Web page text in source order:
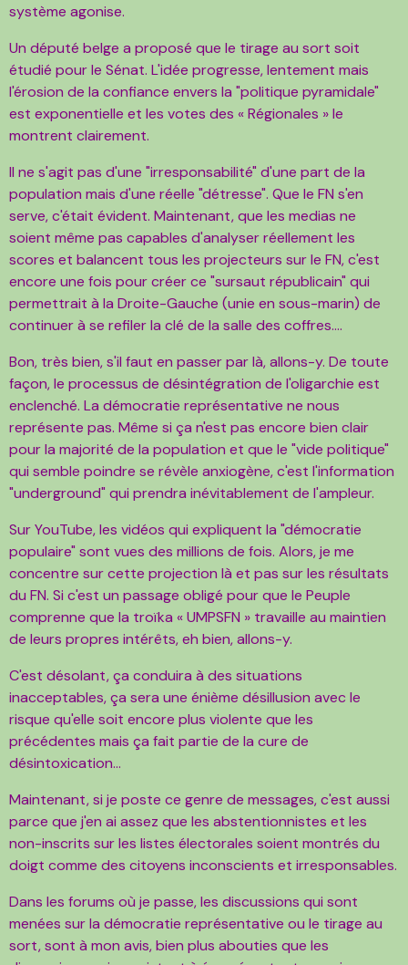
système agonise.
Un député belge a proposé que le tirage au sort soit
étudié pour le Sénat. L'idée progresse, lentement mais
l'érosion de la confiance envers la "politique pyramidale"
est exponentielle et les votes des « Régionales » le
montrent clairement.
Il ne s'agit pas d'une "irresponsabilité" d'une part de la
population mais d'une réelle "détresse". Que le FN s'en
serve, c'était évident. Maintenant, que les medias ne
soient même pas capables d'analyser réellement les
scores et balancent tous les projecteurs sur le FN, c'est
encore une fois pour créer ce "sursaut républicain" qui
permettrait à la Droite-Gauche (unie en sous-marin) de
continuer à se refiler la clé de la salle des coffres....
Bon, très bien, s'il faut en passer par là, allons-y. De toute
façon, le processus de désintégration de l'oligarchie est
enclenché. La démocratie représentative ne nous
représente pas. Même si ça n'est pas encore bien clair
pour la majorité de la population et que le "vide politique"
qui semble poindre se révèle anxiogène, c'est l'information
"underground" qui prendra inévitablement de l'ampleur.
Sur YouTube, les vidéos qui expliquent la "démocratie
populaire" sont vues des millions de fois. Alors, je me
concentre sur cette projection là et pas sur les résultats
du FN. Si c'est un passage obligé pour que le Peuple
comprenne que la troïka « UMPSFN » travaille au maintien
de leurs propres intérêts, eh bien, allons-y.
C'est désolant, ça conduira à des situations
inacceptables, ça sera une énième désillusion avec le
risque qu'elle soit encore plus violente que les
précédentes mais ça fait partie de la cure de
désintoxication...
Maintenant, si je poste ce genre de messages, c'est aussi
parce que j'en ai assez que les abstentionnistes et les
non-inscrits sur les listes électorales soient montrés du
doigt comme des citoyens inconscients et irresponsables.
Dans les forums où je passe, les discussions qui sont
menées sur la démocratie représentative ou le tirage au
sort, sont à mon avis, bien plus abouties que les